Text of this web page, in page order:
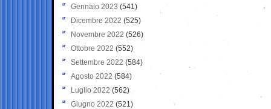
Gennaio 2023 (541)
Dicembre 2022 (525)
Novembre 2022 (526)
Ottobre 2022 (552)
Settembre 2022 (584)
Agosto 2022 (584)
Luglio 2022 (562)
Giugno 2022 (521)